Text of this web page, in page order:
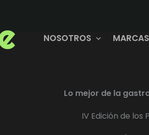
NOSOTROS MARCAS
Lo mejor de la
IV Edición de los